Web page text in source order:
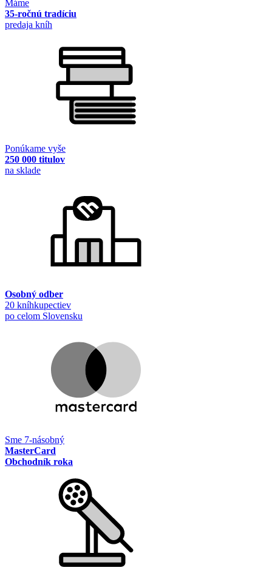
Máme
35-ročnú tradíciu
predaja kníh
Ponúkame vyše
250 000 titulov
na sklade
Osobný odber
20 kníhkupectiev
po celom Slovensku
Sme 7-násobný
MasterCard
Obchodník roka